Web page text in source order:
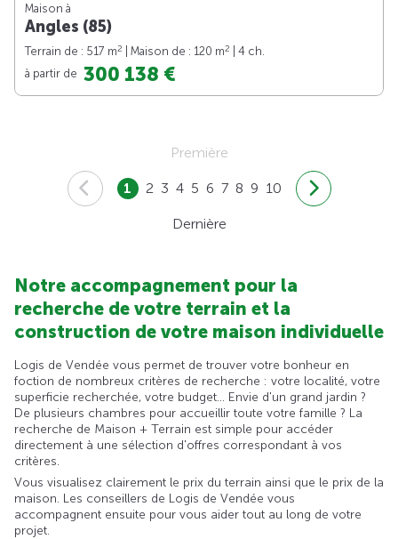
Maison à
Angles (85)
Terrain de : 517 m2 | Maison de : 120 m2
| 4 ch.
à partir de 300 138 €
Première
1 2 3 4 5 6 7 8 9 10
Dernière
Notre accompagnement pour la
recherche de votre terrain et la
construction de votre maison individuelle
Logis de Vendée vous permet de trouver votre bonheur en
foction de nombreux critères de recherche : votre localité, votre
superficie recherchée, votre budget... Envie d'un grand jardin ?
De plusieurs chambres pour accueillir toute votre famille ? La
recherche de Maison + Terrain est simple pour accéder
directement à une sélection d'offres correspondant à vos
critères.
Vous visualisez clairement le prix du terrain ainsi que le prix de la
maison. Les conseillers de Logis de Vendée vous
accompagnent ensuite pour vous aider tout au long de votre
projet.